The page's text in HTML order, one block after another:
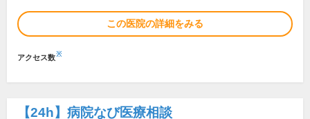
この医院の詳細をみる
アクセス数※
【24h】 病院なび医療相談